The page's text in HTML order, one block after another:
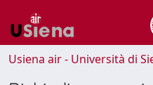
Usiena air - Università di